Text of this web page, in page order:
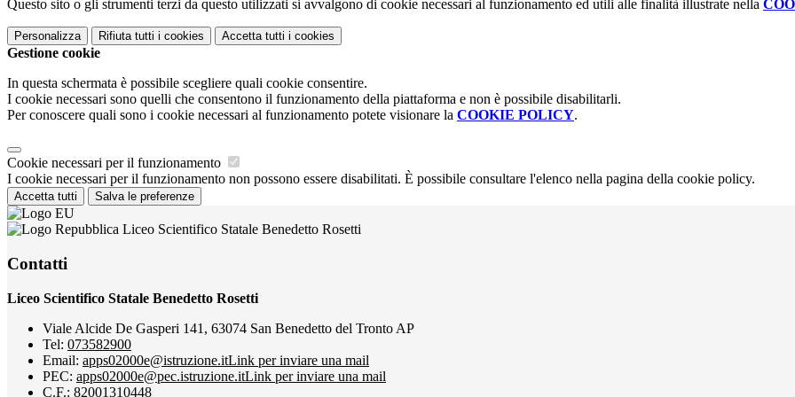
Questo sito o gli strumenti terzi da questo utilizzati si avvalgono di cookie necessari al funzionamento ed utili alle finalità illustrate nella
Personalizza Rifiuta tutti i cookies Accetta tutti i cookies
Gestione cookie
In questa schermata è possibile scegliere quali cookie consentire.
I cookie necessari sono quelli che consentono il funzionamento della piattaforma e non è possibile disabilitarli.
Per conoscere quali sono i cookie necessari al funzionamento potete visionare la COOKIE POLICY.
Cookie necessari per il funzionamento
I cookie necessari per il funzionamento non possono essere disabilitati. È possibile consultare l'elenco nella pagina della cookie policy.
Accetta tutti Salva le preferenze
Liceo Scientifico Statale Benedetto Rosetti
Contatti
Liceo Scientifico Statale Benedetto Rosetti
Viale Alcide De Gasperi 141, 63074 San Benedetto del Tronto AP
Tel: 073582900
Email: apps02000e@istruzione.itLink per inviare una mail
PEC: apps02000e@pec.istruzione.itLink per inviare una mail
C.F.: 82001310448